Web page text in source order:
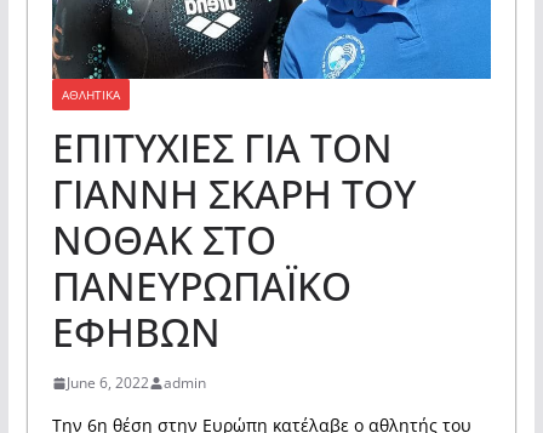
ΑΘΛΗΤΙΚΑ
ΕΠΙΤΥΧΙΕΣ ΓΙΑ ΤΟΝ
ΓΙΑΝΝΗ ΣΚΑΡΗ ΤΟΥ
ΝΟΘΑΚ ΣΤΟ
ΠΑΝΕΥΡΩΠΑΪΚΟ
ΕΦΗΒΩΝ
June 6, 2022 admin
Την 6η θέση στην Ευρώπη κατέλαβε ο αθλητής του